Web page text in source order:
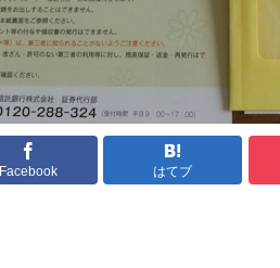
Facebook はてブ